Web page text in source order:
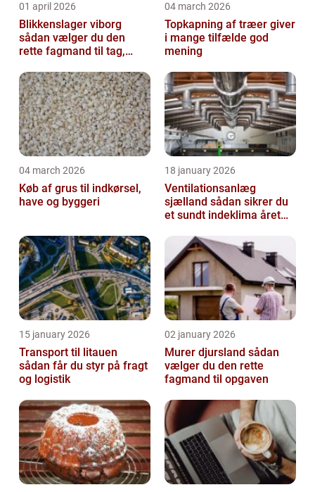
01 april 2026
Blikkenslager viborg
sådan vælger du den
rette fagmand til tag,
04 march 2026
Topkapning af træer giver
i mange tilfælde god
mening
04 march 2026
Køb af grus til indkørsel,
have og byggeri
18 january 2026
Ventilationsanlæg
sjælland sådan sikrer du
et sundt indeklima året
15 january 2026
Transport til litauen
sådan får du styr på fragt
og logistik
02 january 2026
Murer djursland sådan
vælger du den rette
fagmand til opgaven